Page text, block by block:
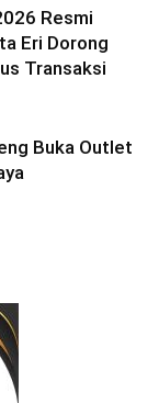
Resmi
Eri Dorong
Transaksi
Buka Outlet